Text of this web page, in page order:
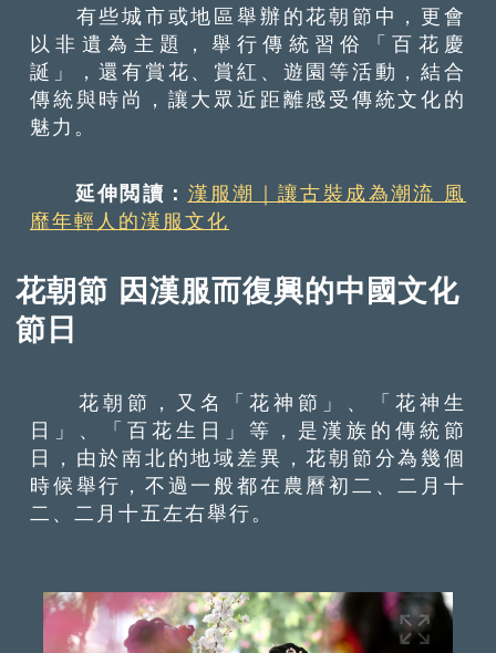
有些城市或地區舉辦的花朝節中，更會
以非遺為主題，舉行傳統習俗「百花慶
誕」，還有賞花、賞紅、遊園等活動，結合
傳統與時尚，讓大眾近距離感受傳統文化的
魅力。
延伸閲讀： 漢服潮｜讓古裝成為潮流 風
靡年輕人的漢服文化
花朝節 因漢服而復興的中國文化
節日
花朝節，又名「花神節」、「花神生
日」、「百花生日」等，是漢族的傳統節
日，由於南北的地域差異，花朝節分為幾個
時候舉行，不過一般都在農曆初二、二月十
二、二月十五左右舉行。